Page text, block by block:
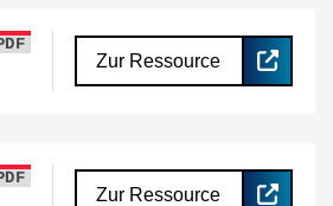
Zur Ressource
Zur Ressource